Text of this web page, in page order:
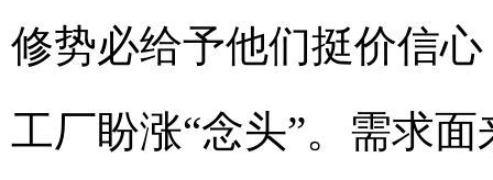
修势必给予他们挺价信
工厂盼涨“念头”。需求